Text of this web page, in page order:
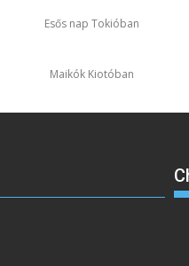
Esős nap Tokióban
Maikók Kiotóban